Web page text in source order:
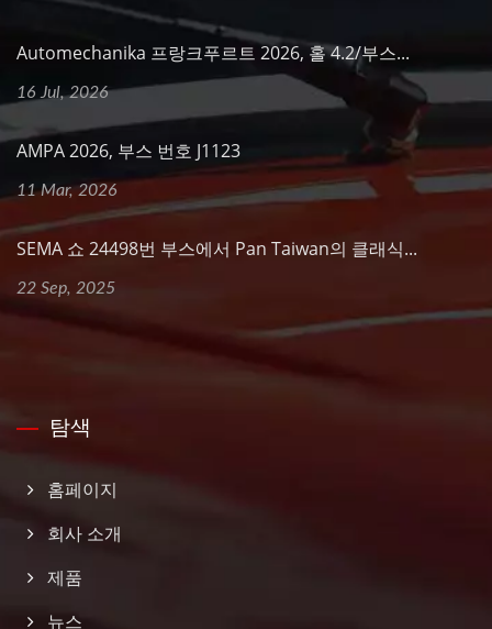
Automechanika 프랑크푸르트 2026, 홀 4.2/부스...
16 Jul, 2026
AMPA 2026, 부스 번호 J1123
11 Mar, 2026
SEMA 쇼 24498번 부스에서 Pan Taiwan의 클래식...
22 Sep, 2025
탐색
홈페이지
회사 소개
제품
뉴스